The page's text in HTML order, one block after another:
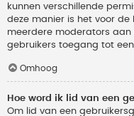
kunnen verschillende
deze manier is het voor
meerdere moderators aan
gebruikers toegang tot een
Omhoog
Hoe word ik lid van een
Om lid van een